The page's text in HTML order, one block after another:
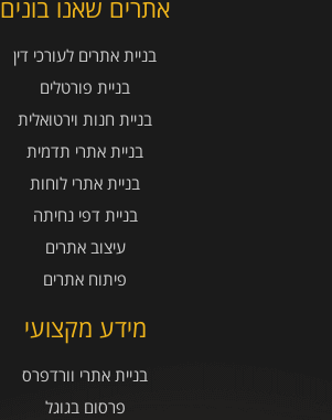
אתרים שאנו בונים
בניית אתרים לעורכי דין
בניית פורטלים
בניית חנות וירטואלית
בניית אתרי תדמית
בניית אתרי לוחות
בניית דפי נחיתה
עיצוב אתרים
פיתוח אתרים
מידע מקצועי
בניית אתרי וורדפרס
פרסום בגוגל